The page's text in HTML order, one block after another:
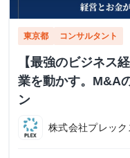
東京都 コンサルタント
【最強のビジネス
業を動かす。M&A
ン
株式会社プレック